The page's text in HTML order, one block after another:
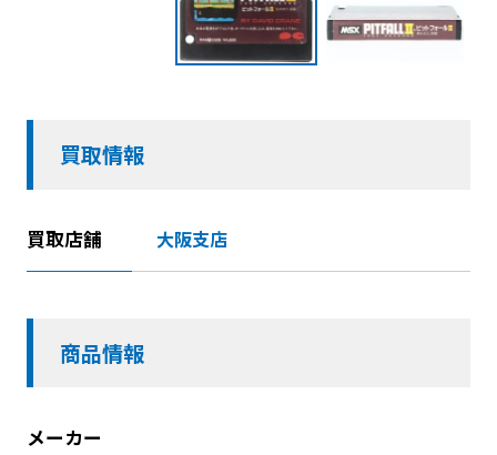
買取情報
買取店舗 大阪支店
商品情報
メーカー